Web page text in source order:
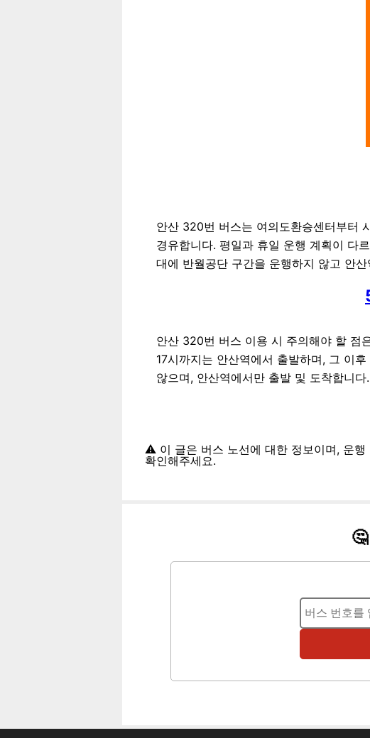
안산 320번 버스는 여의도환승센터부터
경유합니다. 평일과 휴일 운행 계획이 다
대에 반월공단 구간을 운행하지 않고 안
안산 320번 버스 이용 시 주의해야 할 점
17시까지는 안산역에서 출발하며, 그 이
않으며, 안산역에서만 출발 및 도착합니다.
⚠️ 이 글은 버스 노선에 대한 정보이며, 운행
확인해주세요.